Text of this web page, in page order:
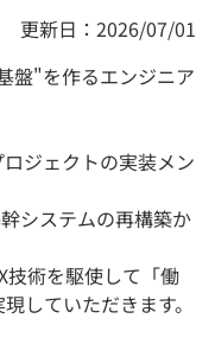
更新日：2026/07/01
盤"を作るエンジニア
ジェクトの実装メン
システムの再構築か
技術を駆使して「働
していただきます。